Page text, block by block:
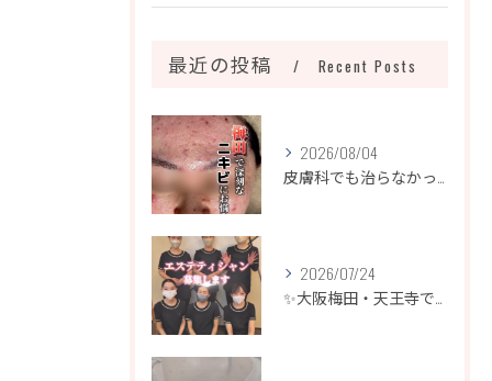
最近の投稿 Recent Posts
2026/08/04
皮膚科でも治らなかったニキビ、諦めるのはまだ早いです！
2026/07/24
✨大阪梅田・天王寺でエステティシャン募集✨